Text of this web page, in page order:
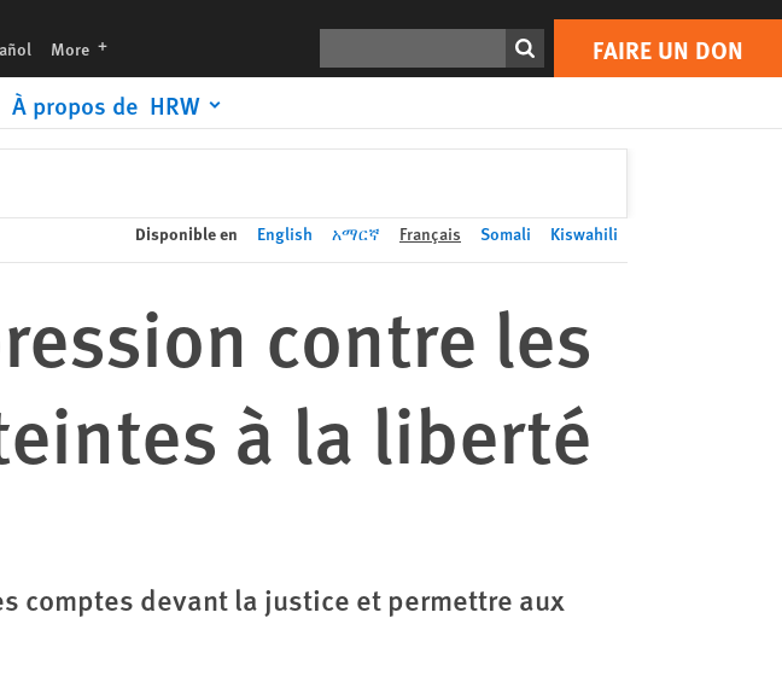
More languages FAIRE UN DON
À propos de HRW
Print FAIRE UN DON
Disponible en English አማርኛ Français Somali Kiswahili
contre les
à la liberté
comptes devant la justice et permettre aux